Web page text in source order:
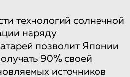
технологий солнечной
наряду
позволит Японии
90% своей
источников